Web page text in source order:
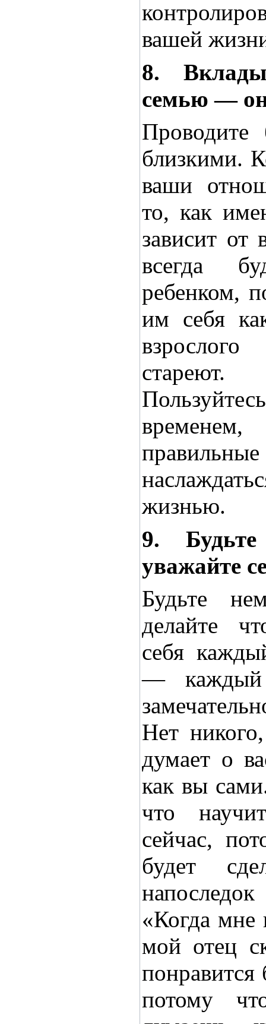
вашей
8.
семью —
близкими.
ваши
то, как
зависит от
всегда
ребенком,
им себя
временем,
жизнью.
9.
уважайте
Будьте
делайте
себя
— каждый
Нет
думает о
как вы
что
сейчас,
будет
«Когда мне
мой отец
понравится
потому